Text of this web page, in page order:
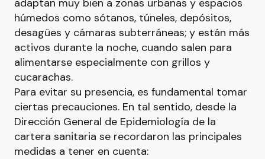
adaptan muy bien a zonas urbanas y espacios
húmedos como sótanos, túneles, depósitos,
desagües y cámaras subterráneas; y están más
activos durante la noche, cuando salen para
alimentarse especialmente con grillos y
cucarachas.
Para evitar su presencia, es fundamental tomar
ciertas precauciones. En tal sentido, desde la
Dirección General de Epidemiología de la
cartera sanitaria se recordaron las principales
medidas a tener en cuenta: